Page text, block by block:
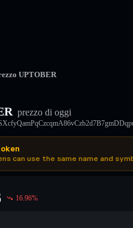
UPTOBER
prezzo di oggi
can use the same name and
16.96%